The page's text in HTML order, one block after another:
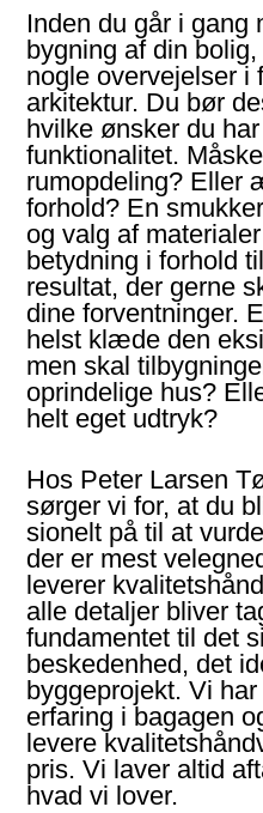
Inden du går i
bygning af din
nogle over­vejelser i
arkitektur. Du bør
hvilke ønsker du
funktio­nalitet.
rumopdeling? Eller
forhold? En
og valg af
betydning i forhold
resultat, der gerne
dine forventninger.
helst klæde den
men skal
oprindelige hus?
helt eget udtryk?
Hos Peter Larsen
sørger vi for, at du
sionelt på til at
der er mest
leverer
alle detaljer bliver
funda­mentet til det
beskeden­hed, det
bygge­projekt. Vi
erfaring i bagagen
levere
pris. Vi laver altid
hvad vi lover.